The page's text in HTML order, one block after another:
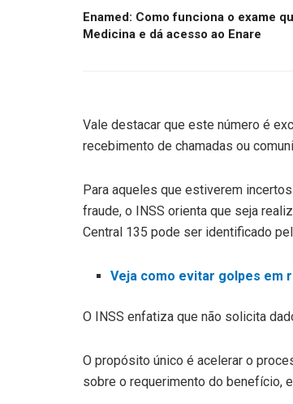
Enamed: Como funciona o exame
Medicina e dá acesso ao Enare
Vale destacar que este número é
recebimento de chamadas ou
Para aqueles que estiverem
fraude, o INSS orienta que seja
Central 135 pode ser identificado
Veja como evitar golpes em
O INSS enfatiza que não solicita
O propósito único é acelerar o
sobre o requerimento do benefício,